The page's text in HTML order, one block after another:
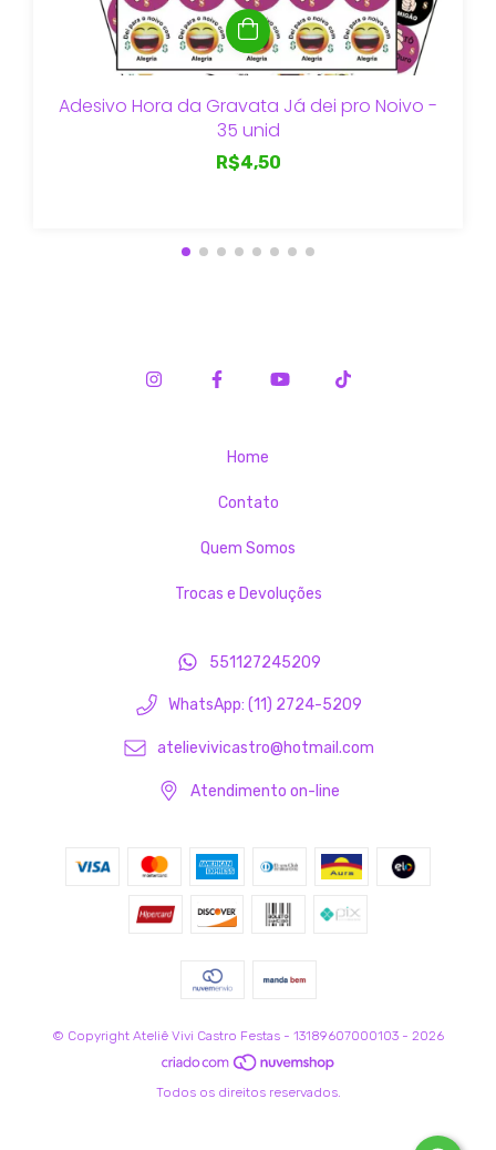
Adesivo Hora da Gravata Já dei pro Noivo -
35 unid
R$4,50
Home
Contato
Quem Somos
Trocas e Devoluções
551127245209
WhatsApp: (11) 2724-5209
atelievivicastro@hotmail.com
Atendimento on-line
© Copyright Ateliê Vivi Castro Festas - 13189607000103 - 2026
Todos os direitos reservados.